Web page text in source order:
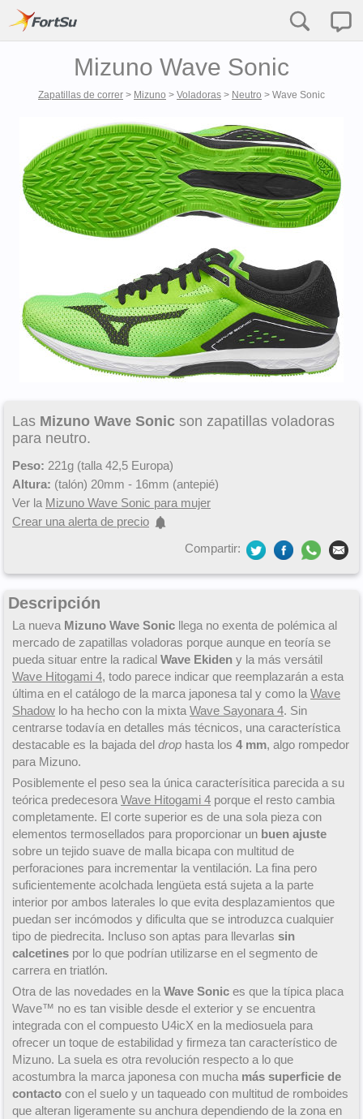
Mizuno Wave Sonic
Zapatillas de correr > Mizuno > Voladoras > Neutro > Wave Sonic
Las Mizuno Wave Sonic son zapatillas voladoras
para neutro.
Peso: 221g (talla 42,5 Europa)
Altura: (talón) 20mm - 16mm (antepié)
Ver la Mizuno Wave Sonic para mujer
Crear una alerta de precio
Compartir:
Descripción
La nueva Mizuno Wave Sonic llega no exenta de polémica al
mercado de zapatillas voladoras porque aunque en teoría se
pueda situar entre la radical Wave Ekiden y la más versátil
Wave Hitogami 4, todo parece indicar que reemplazarán a esta
última en el catálogo de la marca japonesa tal y como la Wave
Shadow lo ha hecho con la mixta Wave Sayonara 4. Sin
centrarse todavía en detalles más técnicos, una característica
destacable es la bajada del drop hasta los 4 mm, algo rompedor
para Mizuno.
Posiblemente el peso sea la única caracterísitica parecida a su
teórica predecesora Wave Hitogami 4 porque el resto cambia
completamente. El corte superior es de una sola pieza con
elementos termosellados para proporcionar un buen ajuste
sobre un tejido suave de malla bicapa con multitud de
perforaciones para incrementar la ventilación. La fina pero
suficientemente acolchada lengüeta está sujeta a la parte
interior por ambos laterales lo que evita desplazamientos que
puedan ser incómodos y dificulta que se introduzca cualquier
tipo de piedrecita. Incluso son aptas para llevarlas sin
calcetines por lo que podrían utilizarse en el segmento de
carrera en triatlón.
Otra de las novedades en la Wave Sonic es que la típica placa
Wave™ no es tan visible desde el exterior y se encuentra
integrada con el compuesto U4icX en la mediosuela para
ofrecer un toque de estabilidad y firmeza tan característico de
Mizuno. La suela es otra revolución respecto a lo que
acostumbra la marca japonesa con mucha más superficie de
contacto con el suelo y un taqueado con multitud de romboides
que alteran ligeramente su anchura dependiendo de la zona en